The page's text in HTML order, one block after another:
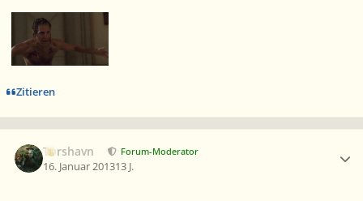
Zitieren
Torshavn Forum-Moderator
16. Januar 201313 J.